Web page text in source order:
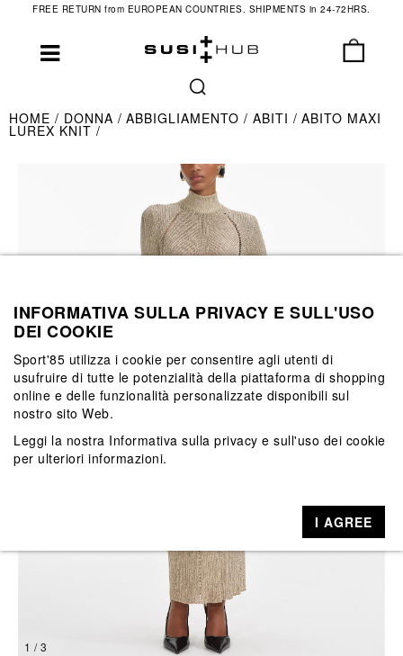
FREE RETURN from EUROPEAN COUNTRIES. SHIPMENTS in 24-72HRS.
HOME DONNA ABBIGLIAMENTO ABITI ABITO MAXI
LUREX KNIT
1 / 3
INFORMATIVA SULLA PRIVACY E SULL'USO
DEI COOKIE
Sport'85 utilizza i cookie per consentire agli utenti di
usufruire di tutte le potenzialità della piattaforma di shopping
online e delle funzionalità personalizzate disponibili sul
nostro sito Web.
Leggi la nostra Informativa sulla privacy e sull'uso dei cookie
per ulteriori informazioni.
I AGREE